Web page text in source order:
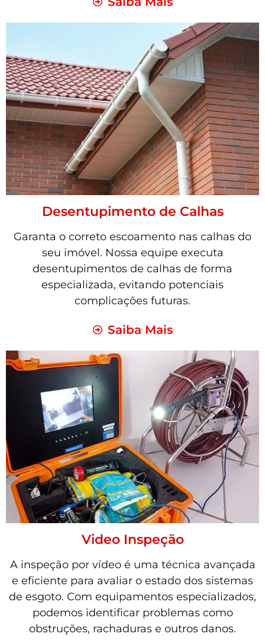
Desentupimento de Calhas
Garanta o correto escoamento nas calhas do
seu imóvel. Nossa equipe executa
desentupimentos de calhas de forma
especializada, evitando potenciais
complicações futuras.
Saiba Mais
Video Inspeção
A inspeção por vídeo é uma técnica avançada
e eficiente para avaliar o estado dos sistemas
de esgoto. Com equipamentos especializados,
podemos identificar problemas como
obstruções, rachaduras e outros danos.